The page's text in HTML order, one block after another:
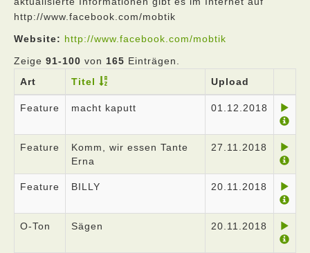
http://www.facebook.com/mobtik
Website: http://www.facebook.com/mobtik
Zeige 91-100 von 165 Einträgen.
Art
Titel Upload
Feature macht kaputt 01.12.2018
Feature
Komm, wir essen Tante
Erna
27.11.2018
Feature BILLY 20.11.2018
O-Ton Sägen 20.11.2018